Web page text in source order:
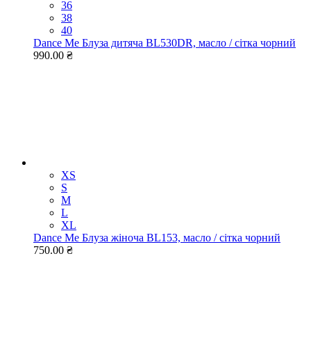
36
38
40
Dance Me Блуза дитяча BL530DR, масло / сітка чорний
990.00 ₴
XS
S
M
L
XL
Dance Me Блуза жіноча BL153, масло / сітка чорний
750.00 ₴